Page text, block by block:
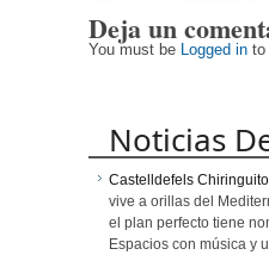
Centroamérica
un viaje
emocionante
Deja un
You must be Logged in to
Noticias
Castelldefels
vive a orillas del
el plan perfecto tiene
Espacios con música y